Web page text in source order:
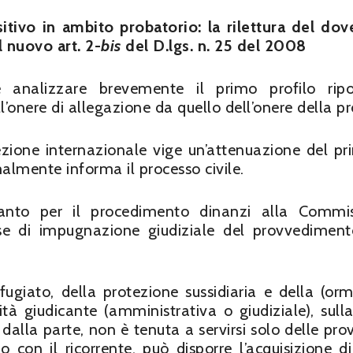
in ambito probatorio: la rilettura del
nuovo art. 2-bis del D.lgs. n. 25 del 2008
brevemente il primo profilo
di allegazione da quello dell’onere della
internazionale vige un’attenuazione del
informa il processo civile.
per il procedimento dinanzi alla
di impugnazione giudiziale del
della protezione sussidiaria e della
giudicante (amministrativa o giudiziale),
parte, non è tenuta a servirsi solo delle
con il ricorrente, può disporre l’acquisizione